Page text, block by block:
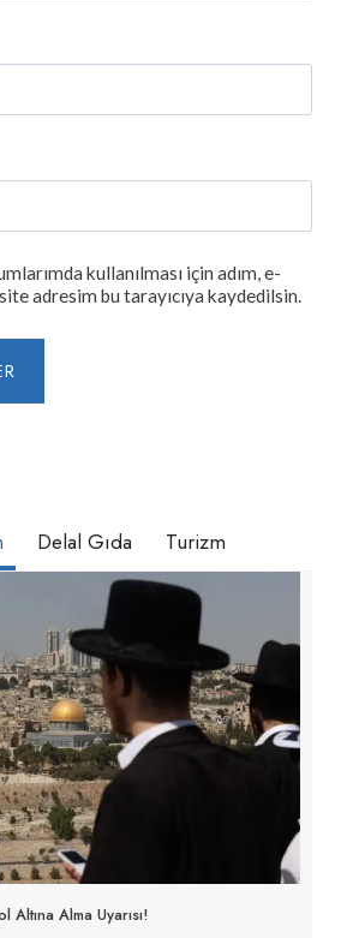
kullanılması için adım, e-
adresim bu tarayıcıya kaydedilsin.
Delal Gıda Turizm
Altına Alma Uyarısı!